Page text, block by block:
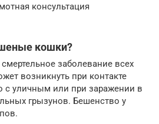
консультация
кошки?
заболевание всех
возникнуть при контакте
с уличным или при заражении в
грызунов. Бешенство у